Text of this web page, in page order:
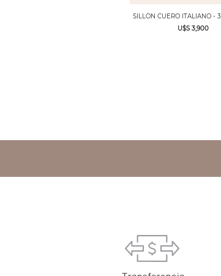
SILLON CUERO ITALIANO -
U$S 3,900